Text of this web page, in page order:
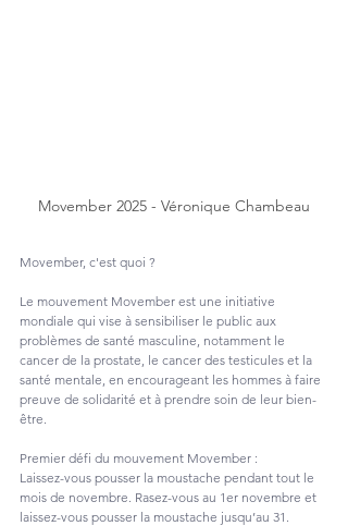
Movember 2025 - Véronique Chambeau
Movember, c'est quoi ?
Le mouvement Movember est une initiative
mondiale qui vise à sensibiliser le public aux
problèmes de santé masculine, notamment le
cancer de la prostate, le cancer des testicules et la
santé mentale, en encourageant les hommes à faire
preuve de solidarité et à prendre soin de leur bien-
être.
Premier défi du mouvement Movember :
Laissez-vous pousser la moustache pendant tout le
mois de novembre. Rasez-vous au 1er novembre et
laissez-vous pousser la moustache jusqu’au 31.